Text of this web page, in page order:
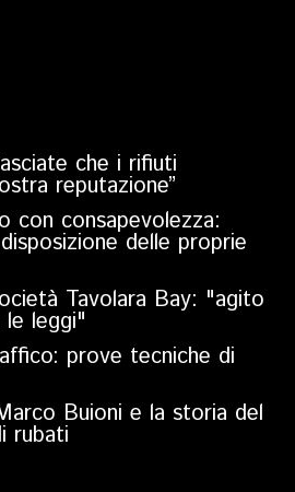
che i rifiuti
reputazione”
con consapevolezza:
delle proprie
Tavolara Bay: "agito
leggi"
prove tecniche di
Buioni e la storia del
rubati